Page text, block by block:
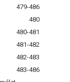
479-486
480
480-481
481-482
482-483
483-486